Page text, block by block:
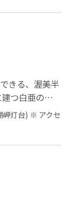
きる、渥美半
つ白亜の灯台
「...
岬灯台) ※ アクセ